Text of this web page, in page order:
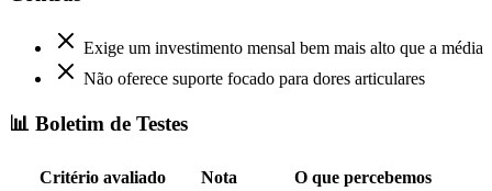
Exige um investimento mensal bem mais alto que a média
Não oferece suporte focado para dores articulares
📊 Boletim de Testes
Critério avaliado Nota
O que percebemos